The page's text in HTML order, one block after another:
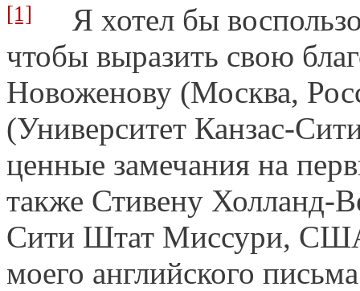
[1]
Я хотел бы
чтобы выразить свою
Новоженову (Москва,
(Университет Канзас-
ценные замечания на
также Стивену Холланд-
Сити Штат Миссури,
моего английского